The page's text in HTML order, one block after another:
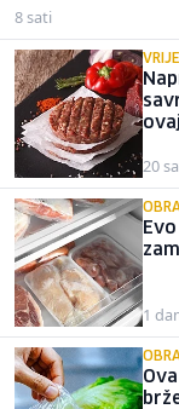
8 sati
20
1